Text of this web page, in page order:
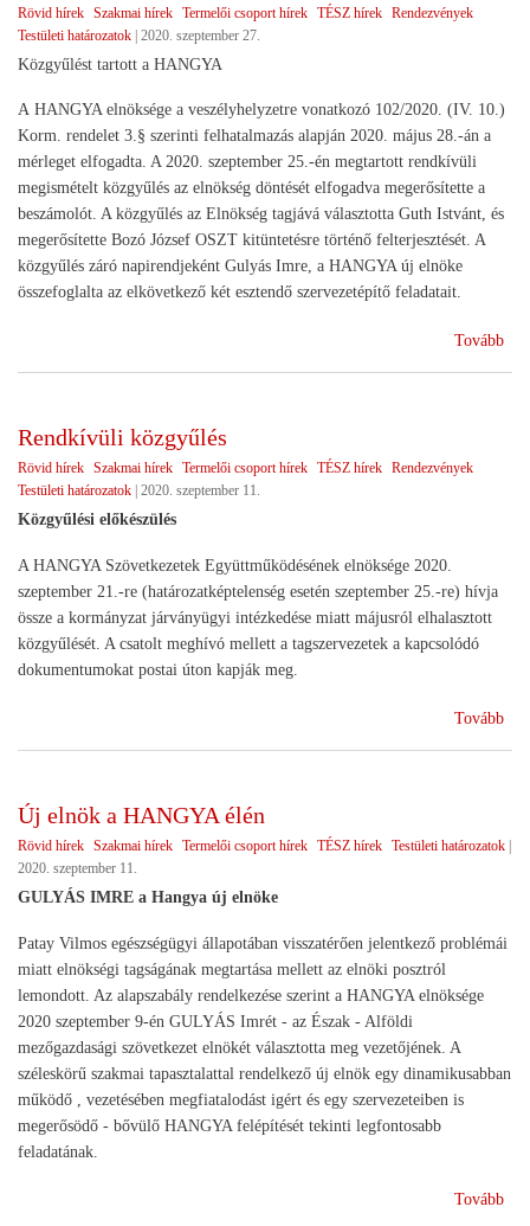
Rövid hírek Szakmai hírek Termelői csoport hírek TÉSZ hírek Rendezvények
Testületi határozatok | 2020. szeptember 27.
Közgyűlést tartott a HANGYA
A HANGYA elnöksége a veszélyhelyzetre vonatkozó 102/2020. (IV. 10.)
Korm. rendelet 3.§ szerinti felhatalmazás alapján 2020. május 28.-án a
mérleget elfogadta. A 2020. szeptember 25.-én megtartott rendkívüli
megismételt közgyűlés az elnökség döntését elfogadva megerősítette a
beszámolót. A közgyűlés az Elnökség tagjává választotta Guth Istvánt, és
megerősítette Bozó József OSZT kitüntetésre történő felterjesztését. A
közgyűlés záró napirendjeként Gulyás Imre, a HANGYA új elnöke
összefoglalta az elkövetkező két esztendő szervezetépítő feladatait.
Tovább
Rendkívüli közgyűlés
Rövid hírek Szakmai hírek Termelői csoport hírek TÉSZ hírek Rendezvények
Testületi határozatok 2020. szeptember 11.
Közgyűlési előkészülés
A HANGYA Szövetkezetek Együttműködésének elnöksége 2020.
szeptember 21.-re (határozatképtelenség esetén szeptember 25.-re) hívja
össze a kormányzat járványügyi intézkedése miatt májusról elhalasztott
közgyűlését. A csatolt meghívó mellett a tagszervezetek a kapcsolódó
dokumentumokat postai úton kapják meg.
Tovább
Új elnök a HANGYA élén
Rövid hírek Szakmai hírek Termelői csoport hírek TÉSZ hírek Testületi határozatok |
2020. szeptember 11.
GULYÁS IMRE a Hangya új elnöke
Patay Vilmos egészségügyi állapotában visszatérően jelentkező problémái
miatt elnökségi tagságának megtartása mellett az elnöki posztról
lemondott. Az alapszabály rendelkezése szerint a HANGYA elnöksége
2020 szeptember 9-én GULYÁS Imrét - az Észak - Alföldi
mezőgazdasági szövetkezet elnökét választotta meg vezetőjének. A
széleskörű szakmai tapasztalattal rendelkező új elnök egy dinamikusabban
működő , vezetésében megfiatalodást igért és egy szervezeteiben is
megerősödő - bővülő HANGYA felépítését tekinti legfontosabb
feladatának.
Tovább